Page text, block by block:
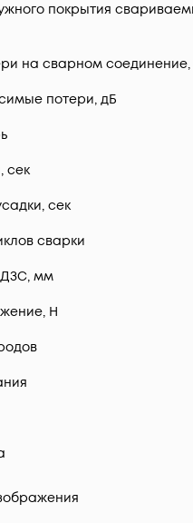
покрытия
на сварном соединение,
потери, дБ
сек
сек
сварки
мм
Н